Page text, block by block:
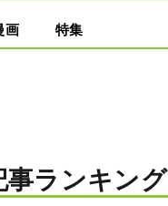
画 特集
事ランキング